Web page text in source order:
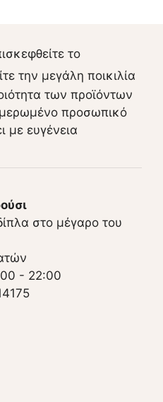
το
την μεγάλη ποικιλία
των προϊόντων
προσωπικό
με ευγένεια
στο μέγαρο του
- 22:00